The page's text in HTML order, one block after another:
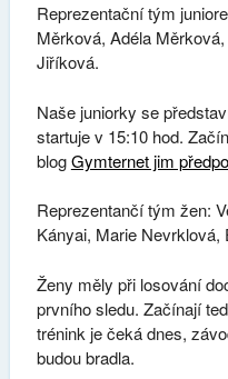
Reprezentační tým
Měrková, Adéla
Jiříková.
Naše juniorky se
startuje v 15:10 hod.
blogGymternet jim
Reprezentančí tým žen:
Kányai, Marie
Ženy měly při losování
prvního sledu. Začínají
trénink je čeká dnes,
budou bradla.